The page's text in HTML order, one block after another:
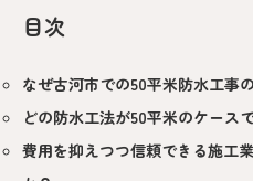
目次
なぜ古河市での50平米防水工事
どの防水工法が50平米のケース
費用を抑えつつ信頼できる施工